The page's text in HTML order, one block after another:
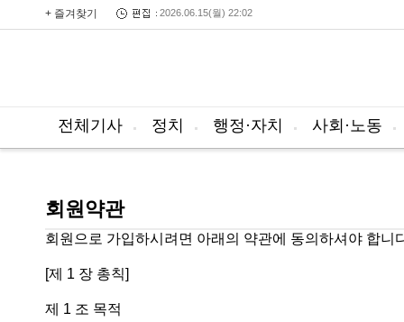
+ 즐겨찾기 2026.06.15(월) 22:02
전체기사 정치 행정·자치 사회·노동
회원약관
회원으로 가입하시려면 아래의 약관에 동의하셔야 합니
[제 1 장 총칙]
제 1 조 목적